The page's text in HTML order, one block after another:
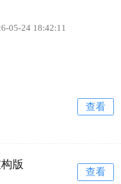
05-24 18:42:11
查看
版
查看